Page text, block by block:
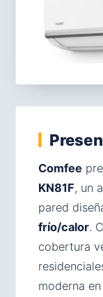
Comfee
KN81F, un
pared
frío/calor.
cobertura
moderna